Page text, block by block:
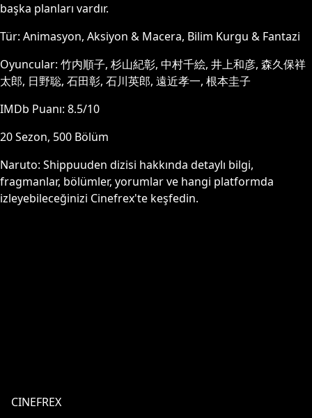
başka planları vardır.
Tür: Animasyon, Aksiyon & Macera, Bilim Kurgu & Fantazi
Oyuncular: 竹内順子, 杉山紀彰, 中村千絵, 井上和彦, 森久保祥
太郎, 日野聡, 石田彰, 石川英郎, 遠近孝一, 根本圭子
IMDb Puanı: 8.5/10
20Sezon, 500 Bölüm
Naruto: Shippuuden dizisi hakkında detaylı bilgi,
fragmanlar, bölümler, yorumlar ve hangi platformda
izleyebileceğinizi Cinefrex'te keşfedin.
CINEFREX